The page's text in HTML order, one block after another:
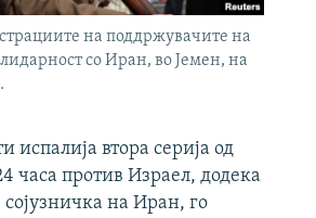
на поддржувачите на
со Иран, во Јемен, на
испалија втора серија од
часа против Израел, додека
сојузничка на Иран, го